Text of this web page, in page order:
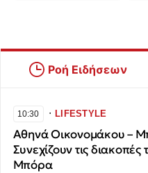
Ροή Ειδήσεων
10:30 ∙LIFESTYLE
Αθηνά Οικονομάκου –
Συνεχίζουν τις
Μπόρα